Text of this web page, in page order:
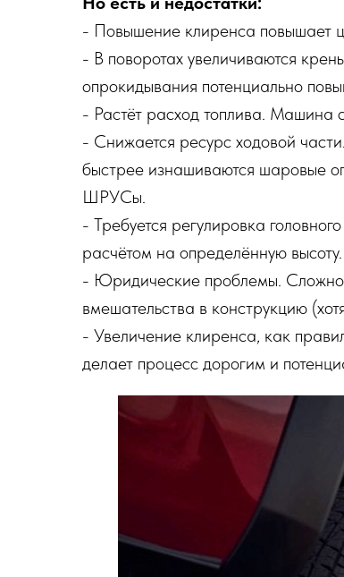
- Повышение клиренса повышает
- В поворотах увеличиваются
опрокидывания потенциально
- Растёт расход топлива. Машина
- Снижается ресурс ходовой
быстрее изнашиваются шаровые
ШРУСы.
- Требуется регулировка
расчётом на определённую высоту.
- Юридические проблемы.
вмешательства в конструкцию
- Увеличение клиренса, как
делает процесс дорогим и